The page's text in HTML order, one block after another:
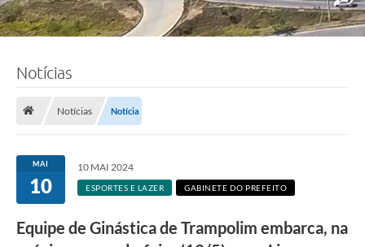
Notícias
Notícias Notícia
MAI
10
10 MAI 2024
ESPORTES E LAZER GABINETE DO PREFEITO
Equipe de Ginástica de Trampolim embarca, na
c
i
a
l